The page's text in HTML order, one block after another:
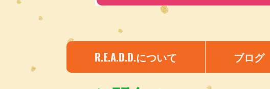
R.E.A.D.D.について ブログ